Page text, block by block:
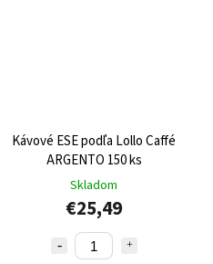
Kávové ESE podľa Lollo Caffé
ARGENTO 150 ks
Skladom
€25,49